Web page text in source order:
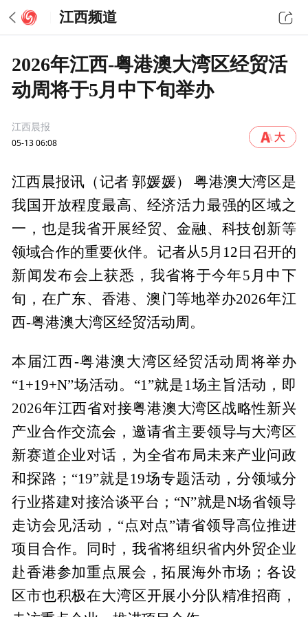
江西频道
2026年江西-粤港澳大湾区经贸活
动周将于5月中下旬举办
江西晨报
05-13 06:08
江西晨报讯（记者 郭媛媛） 粤港澳大湾区是
我国开放程度最高、经济活力最强的区域之
一，也是我省开展经贸、金融、科技创新等
领域合作的重要伙伴。记者从5月12日召开的
新闻发布会上获悉，我省将于今年5月中下
旬，在广东、香港、澳门等地举办2026年江
西-粤港澳大湾区经贸活动周。
本届江西-粤港澳大湾区经贸活动周将举办
“1+19+N”场活动。“1”就是1场主旨活动，即
2026年江西省对接粤港澳大湾区战略性新兴
产业合作交流会，邀请省主要领导与大湾区
新赛道企业对话，为全省布局未来产业问政
和探路；“19”就是19场专题活动，分领域分
行业搭建对接洽谈平台；“N”就是N场省领导
走访会见活动，“点对点”请省领导高位推进
项目合作。同时，我省将组织省内外贸企业
赴香港参加重点展会，拓展海外市场；各设
区市也积极在大湾区开展小分队精准招商，